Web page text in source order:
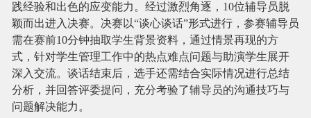
践经验和出色的应变能力。经过激烈角逐， 10位辅导员脱
颖而出进入决赛。决赛以“谈心谈话”形式进行，参赛辅导员
需在赛前10分钟抽取学生背景资料，通过情景再现的方
式，针对学生管理工作中的热点难点问题与助演学生展开
深入交流。谈话结束后，选手还需结合实际情况进行总结
分析，并回答评委提问，充分考验了辅导员的沟通技巧与
问题解决能力。